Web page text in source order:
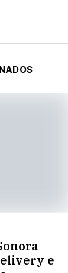
e